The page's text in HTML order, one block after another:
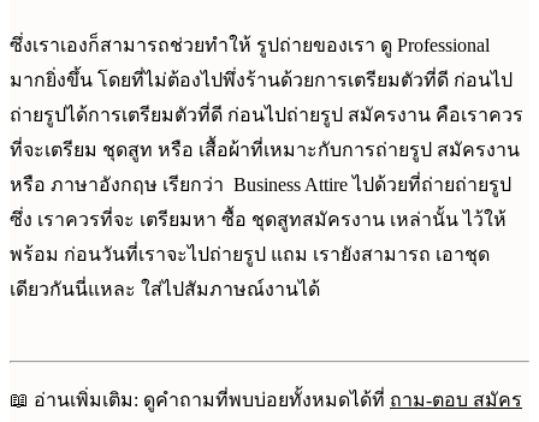
ซึ่งเราเองก็สามารถช่วยทำให้ รูปถ่ายของเรา ดู Professional
มากยิ่งขึ้น โดยที่ไม่ต้องไปพึ่งร้านด้วยการเตรียมตัวที่ดี ก่อนไป
ถ่ายรูปได้การเตรียมตัวที่ดี ก่อนไปถ่ายรูป สมัครงาน คือเราควร
ที่จะเตรียม ชุดสูท หรือ เสื้อผ้าที่เหมาะกับการถ่ายรูป สมัครงาน
หรือ ภาษาอังกฤษ เรียกว่า Business Attire ไปด้วยที่ถ่ายถ่ายรูป
ซึ่ง เราควรที่จะ เตรียมหา ซื้อ ชุดสูทสมัครงาน เหล่านั้น ไว้ให้
พร้อม ก่อนวันที่เราจะไปถ่ายรูป แถม เรายังสามารถ เอาชุด
เดียวกันนี่แหละ ใส่ไปสัมภาษณ์งานได้
📖 อ่านเพิ่มเติม: ดูคำถามที่พบบ่อยทั้งหมดได้ที่ ถาม-ตอบ สมัคร